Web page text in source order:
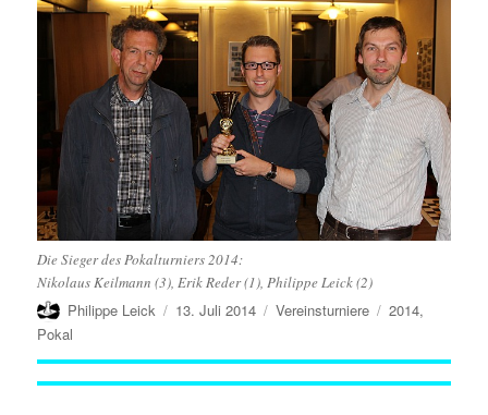
Die Sieger des Pokalturniers 2014:
Nikolaus Keilmann (3), Erik Reder (1), Philippe Leick (2)
Autor
Philippe Leick
Veröffentlicht
13. Juli 2014 Kategorien
Vereinsturniere Schlagwörter
2014,
Pokal